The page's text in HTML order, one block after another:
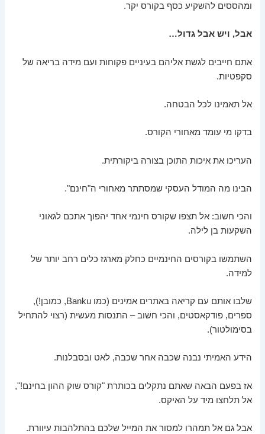
ומהססים להשקיע כסף בקורס יקר.
אבל, ויש אבל גדול…
אתם חייבים לגשת אליהם בעיניים פקוחות ועם מידה בריאה של
סקפטיות.
אל תאמינו לכל הבטחה.
בדקו מי עומד מאחורי הקורס.
העריכו את איכות התוכן בצורה ביקורתית.
הבינו מה המודל העסקי שמסתתר מאחורי ה"חינם".
והכי חשוב: אל תצפו שקורס חינמי אחד יהפוך אתכם לגאוני
השקעות בן לילה.
השתמשו בקורסים החינמיים כחלק מארגז כלים רחב יותר של
למידה.
שלבו אותם עם קריאה באתרים אמינים (כמו Banku, כמובן!),
ספרים, פודקאסטים, והכי חשוב – התנסות מעשית (רצוי להתחיל
בסימולטור).
הידע האמיתי נבנה שכבה אחר שכבה, לאט ובסבלנות.
אז בפעם הבאה שאתם נתקלים בכותרת "קורס שוק ההון בחינם!",
אל תלחצו מיד על האיקס.
אבל גם אל תמהרו למסור את המייל שלכם בהתלהבות עיוורת.